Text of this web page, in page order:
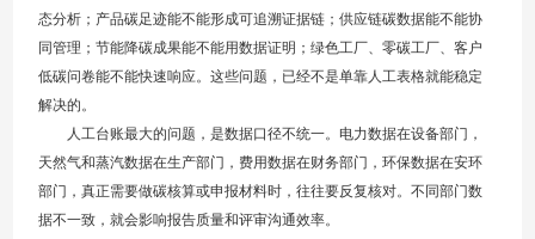
态分析；产品碳足迹能不能形成可追溯证据链；供应链碳数据能不能协
同管理；节能降碳成果能不能用数据证明；绿色工厂、零碳工厂、客户
低碳问卷能不能快速响应。这些问题，已经不是单靠人工表格就能稳定
解决的。
人工台账最大的问题，是数据口径不统一。电力数据在设备部门，
天然气和蒸汽数据在生产部门，费用数据在财务部门，环保数据在安环
部门，真正需要做碳核算或申报材料时，往往要反复核对。不同部门数
据不一致，就会影响报告质量和评审沟通效率。